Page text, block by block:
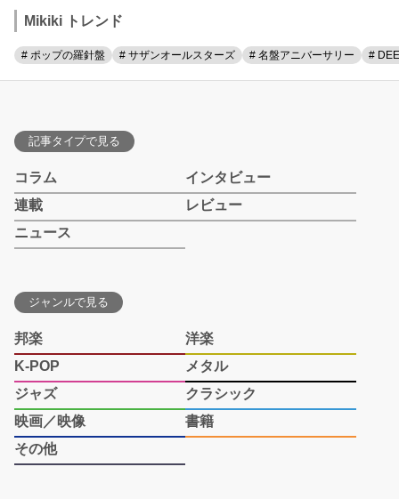
Mikiki トレンド
# ポップの羅針盤 # サザンオールスターズ # 名盤アニバーサリー #
記事タイプで見る
コラム
インタビュー
連載
レビュー
ニュース
ジャンルで見る
邦楽
洋楽
K-POP
メタル
ジャズ
クラシック
映画／映像
書籍
その他